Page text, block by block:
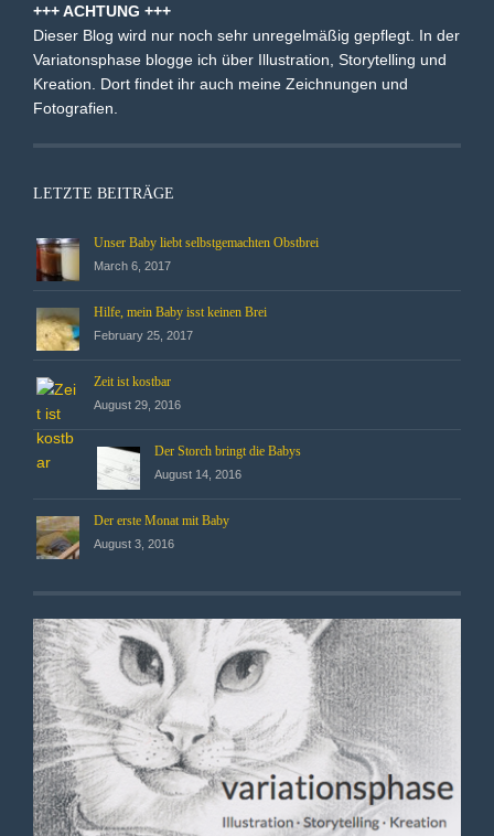
+++ ACHTUNG +++
Dieser Blog wird nur noch sehr unregelmäßig gepflegt. In der
Variatonsphase blogge ich über Illustration, Storytelling und
Kreation. Dort findet ihr auch meine Zeichnungen und
Fotografien.
LETZTE BEITRÄGE
Unser Baby liebt selbstgemachten Obstbrei
March 6, 2017
Hilfe, mein Baby isst keinen Brei
February 25, 2017
Zeit ist kostbar
August 29, 2016
Der Storch bringt die Babys
August 14, 2016
Der erste Monat mit Baby
August 3, 2016